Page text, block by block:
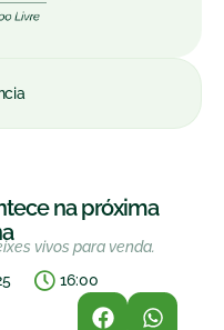
na próxima
vivos para venda.
16:00